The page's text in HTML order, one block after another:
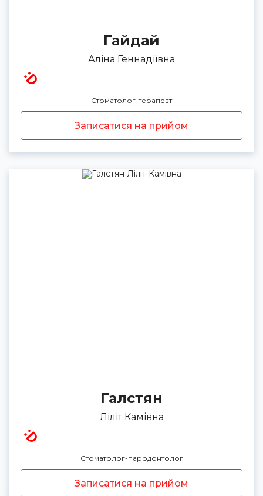
Гайдай
Аліна Геннадіївна
Стоматолог-терапевт
Записатися на прийом
Галстян
Ліліт Камівна
Стоматолог-пародонтолог
Записатися на прийом